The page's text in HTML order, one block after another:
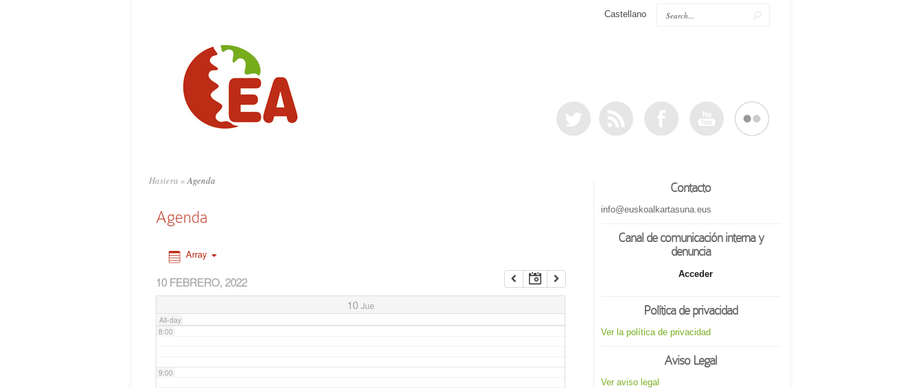
Castellano
Hasiera »Agenda
Agenda
Array
10 FEBRERO, 2022
10 Jue
All-day
6:00
8:00
9:00
Contacto
info@euskoalkartasuna.eus
Canal de comunicación interna y
denuncia
Acceder
Política de privacidad
Ver la política de privacidad
Aviso Legal
Ver aviso legal